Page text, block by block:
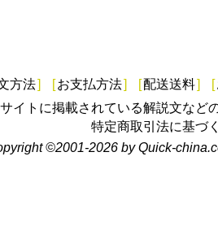
方法] [お支払方法] [配送送料] [
イトに掲載されている解説文など
特定商取引法に基づ
©2001-2026 by Quick-